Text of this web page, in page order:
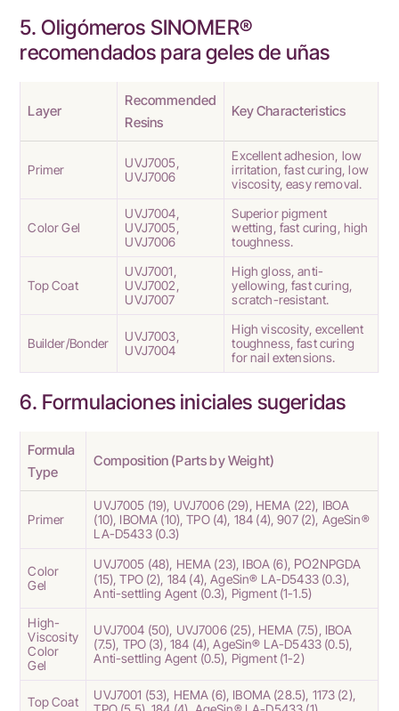
5. Oligómeros SINOMER®
recomendados para geles de uñas
Layer
Recommended
Resins
Key Characteristics
Primer UVJ7005
UVJ7006
Excellent adhesion, low
irritation, fast curing, low
viscosity, easy removal.
Color Gel
UVJ7004
UVJ7005
UVJ7006
Superior pigment
wetting, fast curing, high
toughness.
Top Coat
UVJ7001,
UVJ7002,
UVJ7007
High gloss, anti-
yellowing, fast curing,
scratch-resistant.
Builder/Bonder
UVJ7003,
UVJ7004
High viscosity, excellent
toughness, fast curing
for nail extensions.
6. Formulaciones iniciales sugeridas
Formula
Type
Composition (Parts by Weight)
Primer
UVJ7005 (19), UVJ7006(29), HEMA (22), IBOA
(10), IBOMA (10),TPO(4), 184 (4),907(2), AgeSin®
LA-D5433(0.3)
Color
Gel
UVJ7005 (48), HEMA (23), IBOA (6), PO2NPGDA
(15),TPO(2), 184 (4),AgeSin® LA-D5433(0.3),
Anti-settling Agent (0.3), Pigment (1-1.5)
High-
Viscosity
Color
Gel
UVJ7004 (50), UVJ7006(25), HEMA (7.5), IBOA
(7.5), TPO (3), 184 (4),AgeSin® LA-D5433 (0.5),
Anti-settling Agent (0.5), Pigment (1-2)
Top Coat UVJ7001 (53), HEMA (6), IBOMA (28.5), 1173 (2),